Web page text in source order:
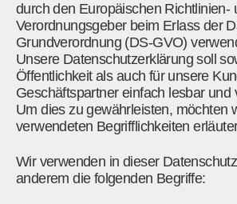
durch den Europäischen Richtlinien-
Verordnungsgeber beim Erlass der
Grundverordnung (DS-GVO)
Unsere Datenschutzerklärung soll
Öffentlichkeit als auch für unsere
Geschäftspartner einfach lesbar und
Um dies zu gewährleisten, möchten
verwendeten Begrifflichkeiten
Wir verwenden in dieser
anderem die folgenden Begriffe: